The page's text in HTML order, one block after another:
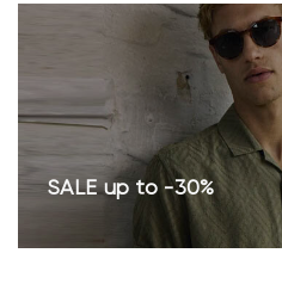
SALE up to -30%